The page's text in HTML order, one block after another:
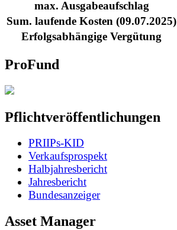
max. Ausgabeaufschlag
Sum. laufende Kosten (09.07.2025)
Erfolgsabhängige Vergütung
ProFund
Pflichtveröffentlichungen
PRIIPs-KID
Verkaufsprospekt
Halbjahresbericht
Jahresbericht
Bundesanzeiger
Asset Manager